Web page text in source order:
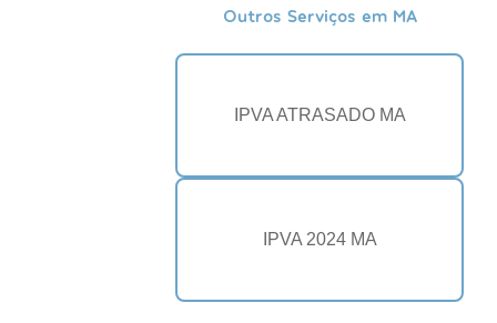
Outros Serviços em MA
IPVA ATRASADO MA
IPVA 2024 MA